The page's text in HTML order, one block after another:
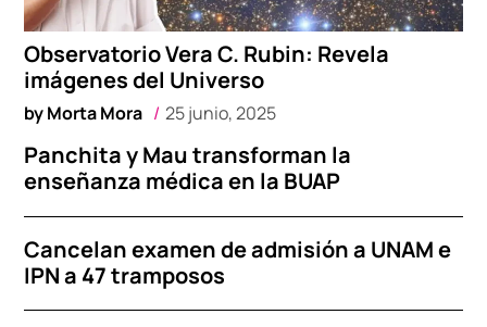
Observatorio Vera C. Rubin: Revela
imágenes del Universo
byMorta Mora 25 junio, 2025
Panchita y Mau transforman la
enseñanza médica en la BUAP
Cancelan examen de admisión a UNAM e
IPN a 47 tramposos